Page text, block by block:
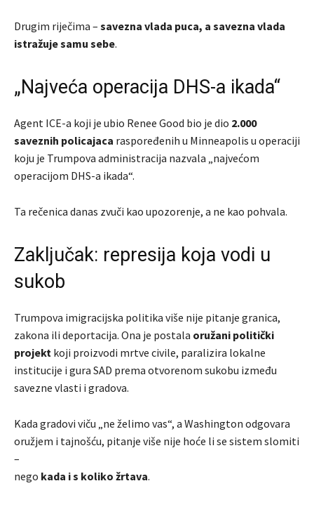
Drugim riječima – savezna vlada puca, a savezna vlada
istražuje samu sebe.
„Najveća operacija DHS-a ikada“
Agent ICE-a koji je ubio Renee Good bio je dio 2.000
saveznih policajaca raspoređenih u Minneapolis u operaciji
koju je Trumpova administracija nazvala „najvećom
operacijom DHS-a ikada“.
Ta rečenica danas zvuči kao upozorenje, a ne kao pohvala.
Zaključak: represija koja vodi u
sukob
Trumpova imigracijska politika više nije pitanje granica,
zakona ili deportacija. Ona je postala oružani politički
projekt koji proizvodi mrtve civile, paralizira lokalne
institucije i gura SAD prema otvorenom sukobu između
savezne vlasti i gradova.
Kada gradovi viču „ne želimo vas“, a Washington odgovara
oružjem i tajnošću, pitanje više nije hoće li se sistem slomiti
–
nego kada i s koliko žrtava.